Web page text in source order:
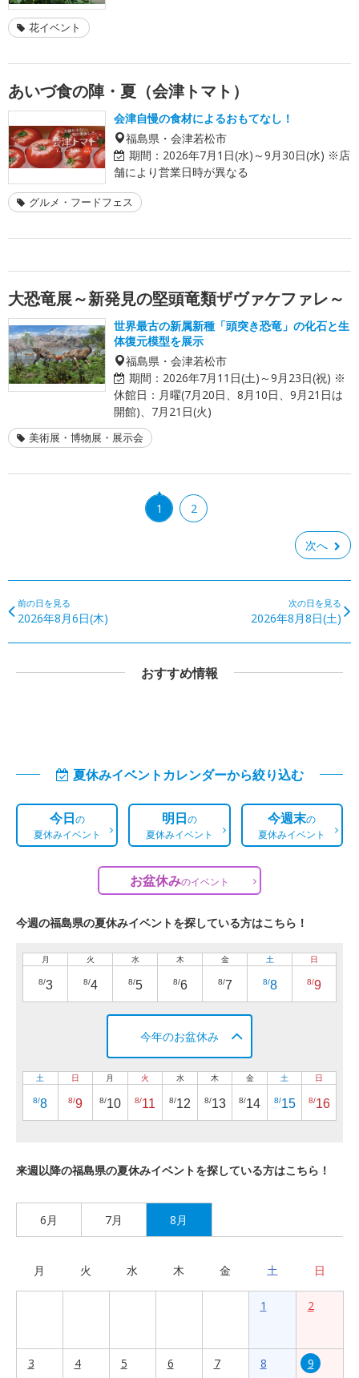
花イベント
あいづ食の陣・夏（会津トマト）
会津自慢の食材によるおもてなし！
福島県・会津若松市
期間： 2026年7月1日(水)～9月30日(水) ※店
舗により営業日時が異なる
グルメ・フードフェス
大恐竜展～新発見の堅頭竜類ザヴァケファレ～
世界最古の新属新種「頭突き恐竜」の化石と生
体復元模型を展示
福島県・会津若松市
期間： 2026年7月11日(土)～9月23日(祝) ※
休館日：月曜(7月20日、8月10日、9月21日は
開館)、7月21日(火)
美術展・博物展・展示会
1 2
次へ
前の日を見る
2026年8月6日(木)
次の日を見る
2026年8月8日(土)
おすすめ情報
夏休みイベントカレンダーから絞り込む
今日の
夏休みイベント
明日の
夏休みイベント
今週末の
夏休みイベント
お盆休みのイベント
今週の福島県の夏休みイベントを探している方はこちら！
月
8/3
火
8/4
水
8/5
木
8/6
金
8/7
土
8/8
日
8/9
今年のお盆休み
土
8/8
日
8/9
月
8/10
火
8/11
水
8/12
木
8/13
金
8/14
土
8/15
日
8/16
来週以降の福島県の夏休みイベントを探している方はこちら！
6月 7月 8月
月 火 水 木 金 土 日
1 2
3 4 5 6 7 8 9